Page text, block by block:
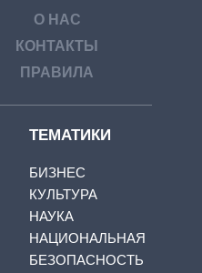
О НАС
КОНТАКТЫ
ПРАВИЛА
ТЕМАТИКИ
БИЗНЕС
КУЛЬТУРА
НАУКА
НАЦИОНАЛЬНАЯ
БЕЗОПАСНОСТЬ